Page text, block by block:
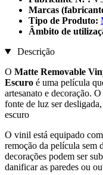
Marcas
Tipo de Produto:
Âmbito de
Descrição
O Matte Removable
Escuro é uma película
artesanato e decoração.
fonte de luz ser
escuro
O vinil está equipado
remoção da película sem
decorações podem ser
danificar as paredes ou